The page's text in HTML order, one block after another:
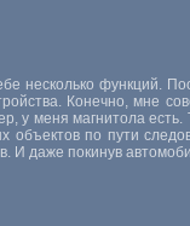
несколько функций.
Конечно, мне
у меня магнитола
по пути
И даже покинув